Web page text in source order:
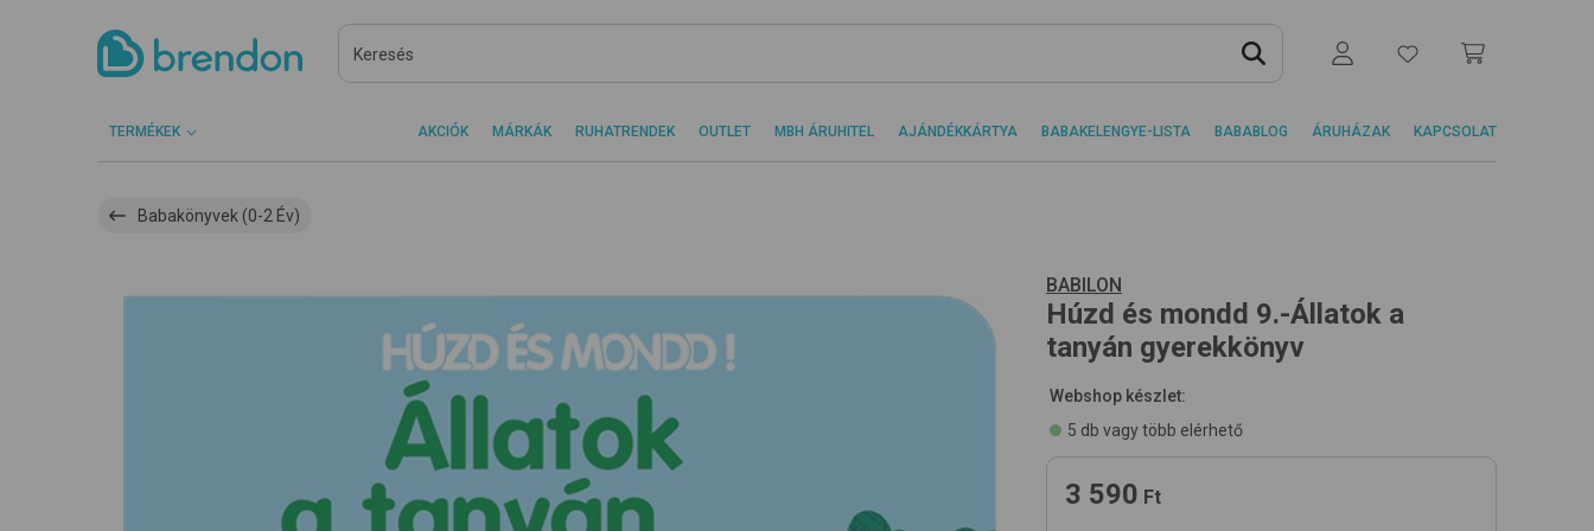
TERMÉKEK AKCIÓK MÁRKÁK RUHATRENDEK OUTLET MBH ÁRUHITEL AJÁNDÉKKÁRTYA BABAKELENGYE-LISTA BABABLOG ÁRUHÁZAK KAPCSOLAT
Babakönyvek (0-2 Év)
BABILON
Húzd és mondd 9.-Állatok a
tanyán gyerekkönyv
Webshop készlet:
5 db vagy több elérhető
3 590 Ft